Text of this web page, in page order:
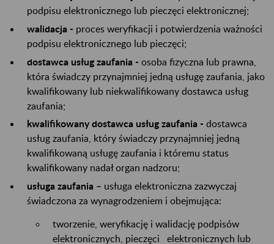
podpisu elektronicznego lub pieczęci elektronicznej;
walidacja - proces weryfikacji i potwierdzenia ważności
podpisu elektronicznego lub pieczęci;
dostawca usług zaufania - osoba fizyczna lub prawna,
która świadczy przynajmniej jedną usługę zaufania, jako
kwalifikowany lub niekwalifikowany dostawca usług
zaufania;
kwalifikowany dostawca usług zaufania - dostawca
usług zaufania, który świadczy przynajmniej jedną
kwalifikowaną usługę zaufania i któremu status
kwalifikowany nadał organ nadzoru;
usługa zaufania – usługa elektroniczna zazwyczaj
świadczona za wynagrodzeniem i obejmująca:
tworzenie, weryfikację i walidację podpisów
elektronicznych, pieczęci elektronicznych lub